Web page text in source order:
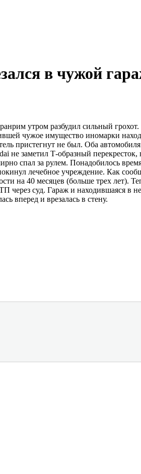
в чужой
утром разбудил сильный
чужое имущество иномарки
пристегнут не был. Оба
не заметил Т-образный
спал за рулем. Понадобилось
лечебное учреждение. Как
на 40 месяцев (больше трех лет).
через суд. Гараж и находившаяся
вперед и врезалась в стену.